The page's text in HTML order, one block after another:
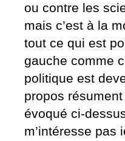
ou contre les
mais c’est à la
tout ce qui est
gauche comme
politique est
propos
évoqué ci-
m’intéresse pas